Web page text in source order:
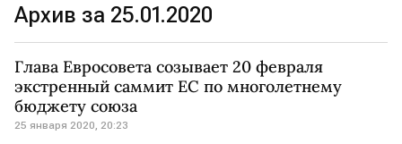
Архив за 25.01.2020
Глава Евросовета созывает 20 февраля
экстренный саммит ЕС по многолетнему
бюджету союза
25 января 2020, 20:23